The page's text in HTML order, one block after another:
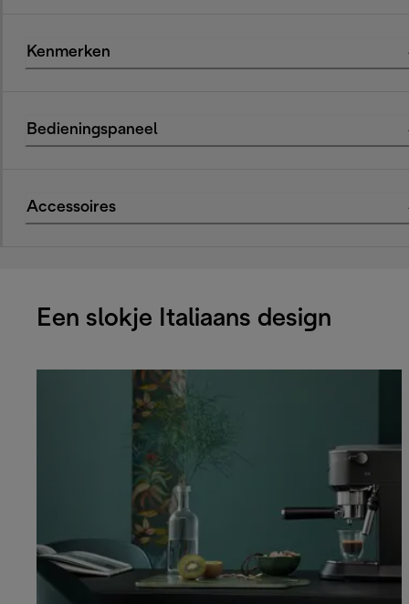
Kenmerken
Bedieningspaneel
Accessoires
Een slokje Italiaans design